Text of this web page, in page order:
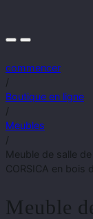
commencer
/
Boutique en ligne
/
Meubles
/
Meuble de salle
CORSICA en bois
Meuble